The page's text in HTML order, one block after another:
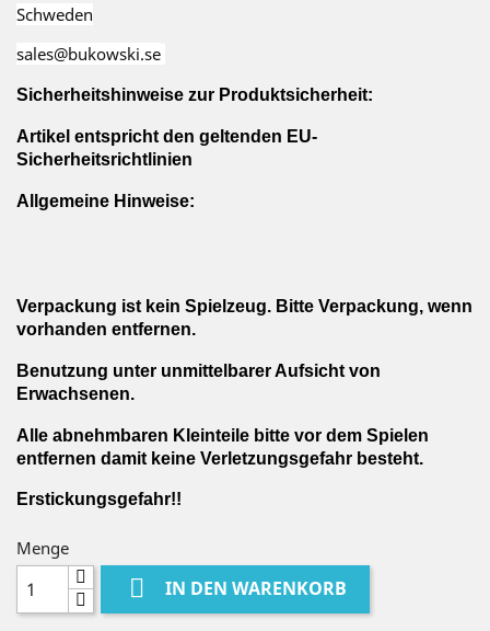
Schweden
sales@bukowski.se
Sicherheitshinweise zur Produktsicherheit:
Artikel entspricht den geltenden EU-
Sicherheitsrichtlinien
Allgemeine Hinweise:
Verpackung ist kein Spielzeug. Bitte Verpackung, wenn
vorhanden entfernen.
Benutzung unter unmittelbarer Aufsicht von
Erwachsenen.
Alle abnehmbaren Kleinteile bitte vor dem Spielen
entfernen damit keine Verletzungsgefahr besteht.
Erstickungsgefahr!!
Menge
 IN DEN WARENKORB